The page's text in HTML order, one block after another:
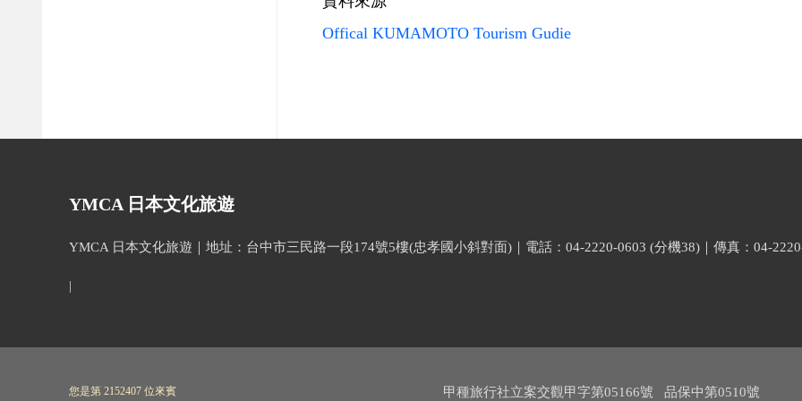
Offical KUMAMOTO Tourism Gudie
YMCA 日本文化旅遊
YMCA 日本文化旅遊｜地址：台中市三民路一段174號5樓(忠孝國小斜對面)｜電話：04-2220-0603 (分機38)｜傳真：04-
|
您是第 2152407 位來賓 甲種旅行社立案交觀甲字第05166號 品保中第0510號